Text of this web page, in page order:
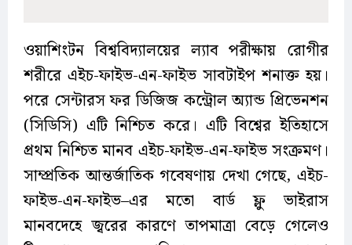
ওয়াশিংটন বিশ্ববিদ্যালয়ের ল্যাব পরীক্ষায় রোগীর
শরীরে এইচ-ফাইভ-এন-ফাইভ সাবটাইপ শনাক্ত হয়।
পরে সেন্টারস ফর ডিজিজ কন্ট্রোল অ্যান্ড প্রিভেনশন
(সিডিসি) এটি নিশ্চিত করে। এটি বিশ্বের ইতিহাসে
প্রথম নিশ্চিত মানব এইচ-ফাইভ-এন-ফাইভ সংক্রমণ।
সাম্প্রতিক আন্তর্জাতিক গবেষণায় দেখা গেছে, এইচ-
ফাইভ-এন-ফাইভ–এর মতো বার্ড ফ্লু ভাইরাস
মানবদেহে জ্বরের কারণে তাপমাত্রা বেড়ে গেলেও